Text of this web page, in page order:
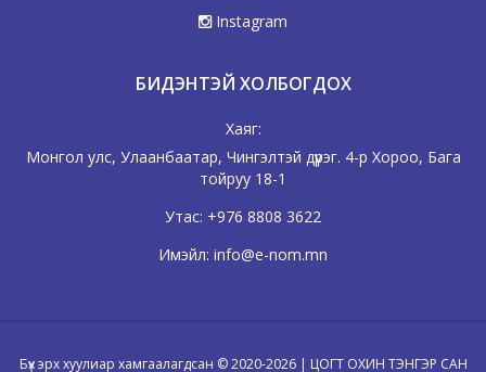
Instagram
БИДЭНТЭЙ ХОЛБОГДОХ
Хаяг:
Монгол улс, Улаанбаатар, Чингэлтэй дүүрэг. 4-р Хороо, Бага
тойруу 18-1
Утас: +976 8808 3622
Имэйл: info@e-nom.mn
Бүх эрх хуулиар хамгаалагдсан © 2020-2026 | ЦОГТ ОХИН ТЭНГЭР САН